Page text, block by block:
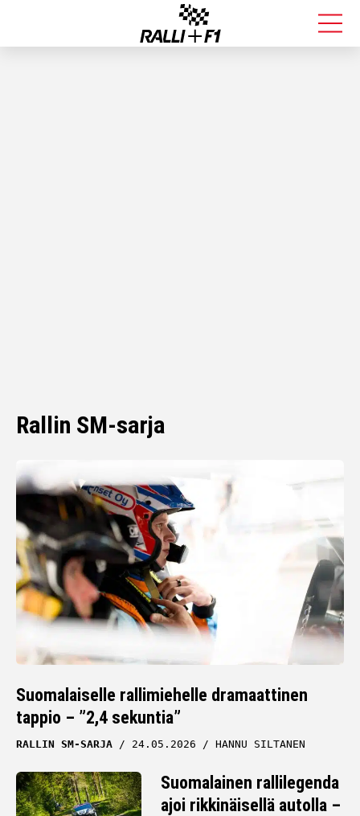
Rallin SM-sarja
Suomalaiselle rallimiehelle dramaattinen
tappio – ”2,4 sekuntia”
RALLIN SM-SARJA 24.05.2026 HANNU SILTANEN
Suomalainen rallilegenda
ajoi rikkinäisellä autolla –